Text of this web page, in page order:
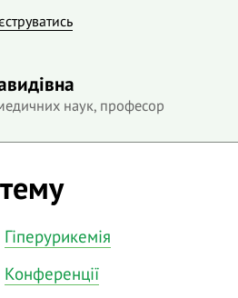
наук, професор
Гіперурикемія
Конференції